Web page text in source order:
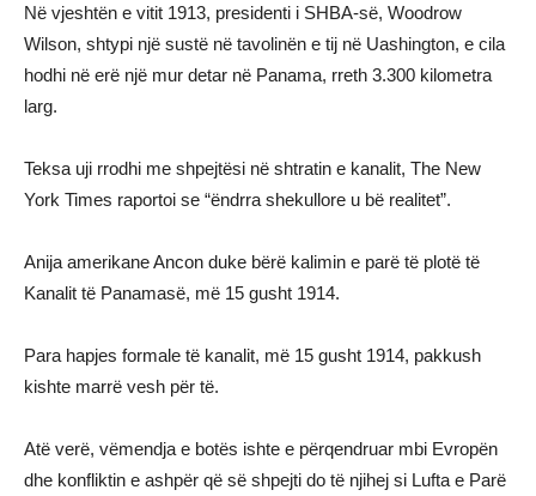
Në vjeshtën e vitit 1913, presidenti i SHBA-së, Woodrow
Wilson, shtypi një sustë në tavolinën e tij në Uashington, e cila
hodhi në erë një mur detar në Panama, rreth 3.300 kilometra
larg.
Teksa uji rrodhi me shpejtësi në shtratin e kanalit, The New
York Times raportoi se “ëndrra shekullore u bë realitet”.
Anija amerikane Ancon duke bërë kalimin e parë të plotë të
Kanalit të Panamasë, më 15 gusht 1914.
Para hapjes formale të kanalit, më 15 gusht 1914, pakkush
kishte marrë vesh për të.
Atë verë, vëmendja e botës ishte e përqendruar mbi Evropën
dhe konfliktin e ashpër që së shpejti do të njihej si Lufta e Parë